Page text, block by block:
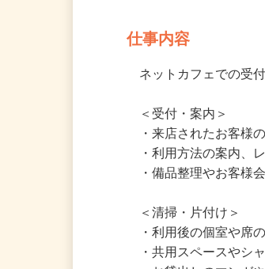
＜受付・案内＞
・来店されたお客様
・利用方法の案内、
＜清掃・片付け＞
・利用後の個室や席